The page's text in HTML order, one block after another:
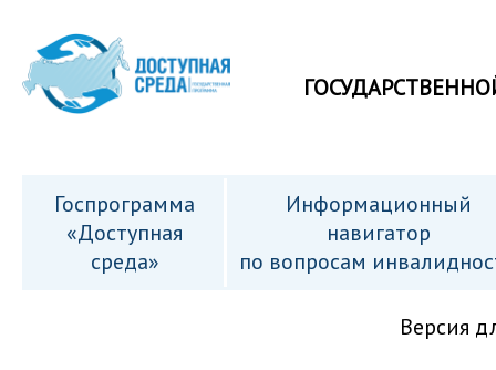
Госпрограмма
«Доступная
среда»
Информационный
навигатор
по вопросам
Версия